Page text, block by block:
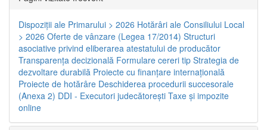
Dispoziţii ale Primarului > 2026 Hotărâri ale Consiliului Local
> 2026 Oferte de vânzare (Legea 17/2014) Structuri
asociative privind eliberarea atestatului de producător
Transparenţa decizională Formulare cereri tip Strategia de
dezvoltare durabilă Proiecte cu finanţare internaţională
Proiecte de hotărâre Deschiderea procedurii succesorale
(Anexa 2) DDI - Executori judecătorești Taxe şi impozite
online